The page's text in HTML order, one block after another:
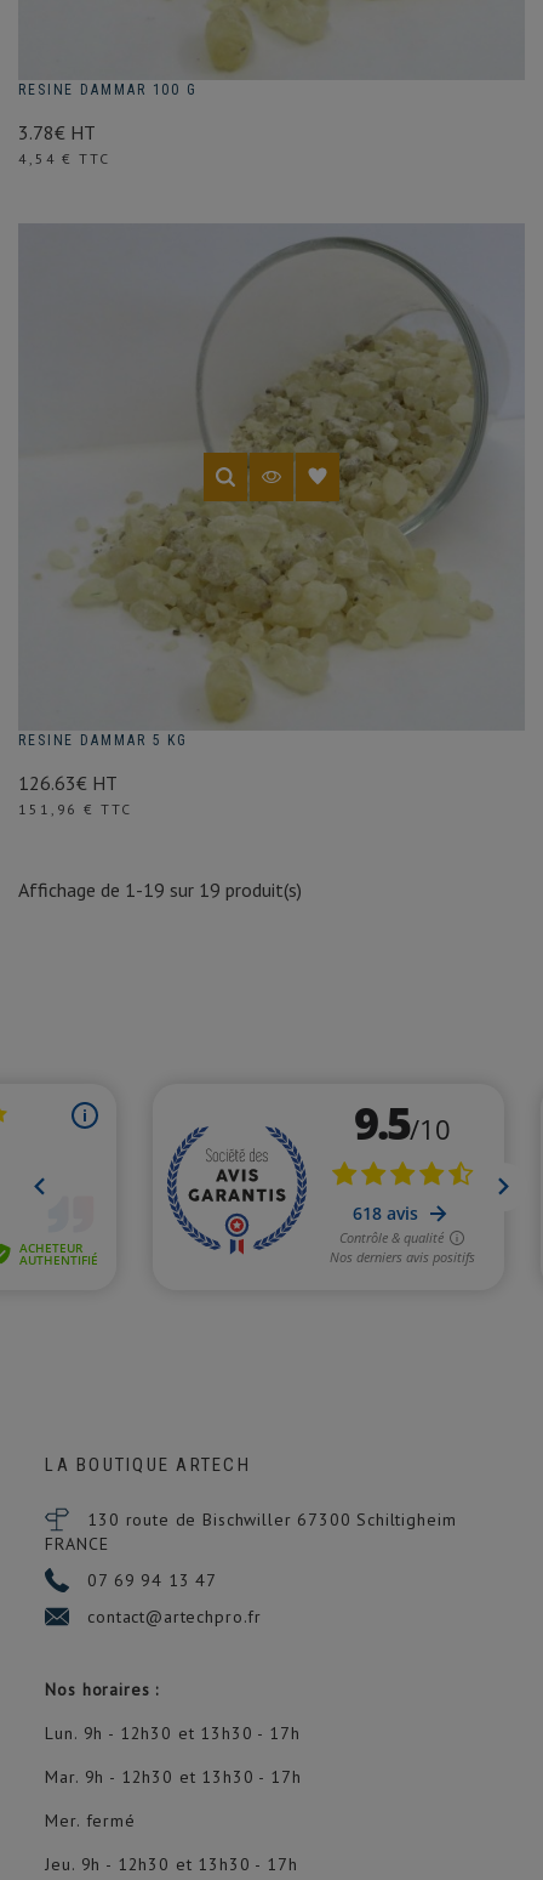
RESINE DAMMAR 100 G
3.78€ HT
Prix
4,54 € TTC
RESINE DAMMAR 5 KG
126.63€ HT
Prix
151,96 € TTC
Affichage de 1-19 sur 19 produit(s)
LA BOUTIQUE ARTECH
130 route de Bischwiller 67300 Schiltigheim
FRANCE
07 69 94 13 47
contact@artechpro.fr
Nos horaires :
Lun. 9h - 12h30 et 13h30 - 17h
Mar. 9h - 12h30 et 13h30 - 17h
Mer. fermé
Jeu. 9h - 12h30 et 13h30 - 17h